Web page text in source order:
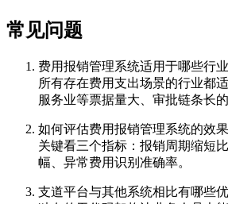
常见问题
费用报销管理系统适用于哪些行
所有存在费用支出场景的行业都
服务业等票据量大、审批链条长的
如何评估费用报销管理系统的效
关键看三个指标：报销周期缩短
幅、异常费用识别准确率。
支道平台与其他系统相比有哪些